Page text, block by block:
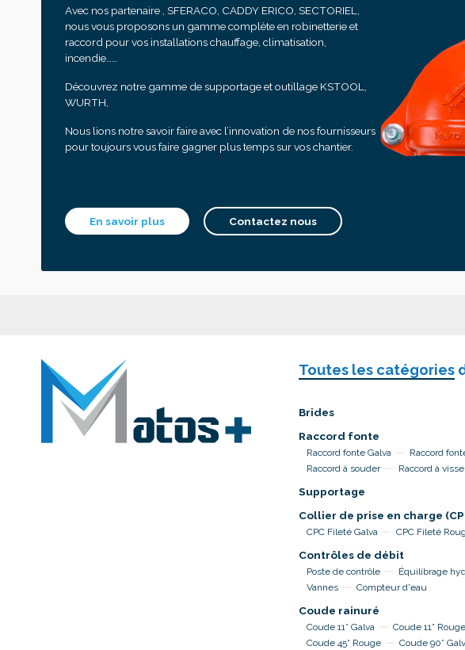
Avec nos partenaire , SFERACO, CADDY ERICO, SECTORIEL,
nous vous proposons un gamme complète en robinetterie et
raccord pour vos installations chauffage, climatisation,
incendie……
Découvrez notre gamme de supportage et outillage KSTOOL,
WURTH,
Nous lions notre savoir faire avec l’innovation de nos fournisseurs
pour toujours vous faire gagner plus temps sur vos chantier.
En savoir plus Contactez nous
Toutes les catégories
Brides
Raccord fonte
Raccord fonte Galva Raccord
Raccord à souder
Raccord à
Supportage
Collier de prise en charge
CPC Fileté Galva CPC Fileté
Contrôles de débit
Poste de contrôle Équilibrage
Vannes
Compteur d'eau
Coude rainuré
Coude 11° Galva Coude 11° Rouge
Coude 45° Rouge
Coude 90°